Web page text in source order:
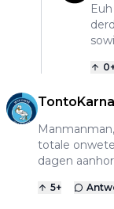
0
totale
dagen
5+